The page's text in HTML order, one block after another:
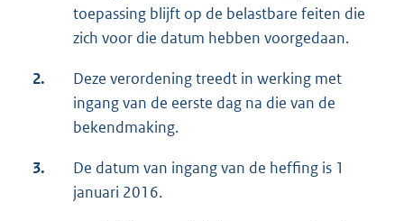
toepassing blijft op de belastbare feiten die
zich voor die datum hebben voorgedaan.
2.
Deze verordening treedt in werking met
ingang van de eerste dag na die van de
bekendmaking.
3.
De datum van ingang van de heffing is 1
januari 2016.